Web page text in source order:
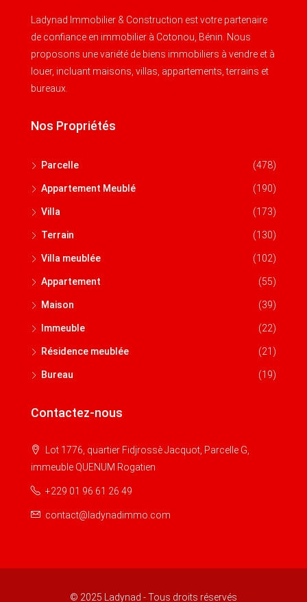
Ladynad Immobilier & Construction est votre partenaire
de confiance en immobilier à Cotonou, Bénin. Nous
proposons une variété de biens immobiliers à vendre et à
louer, incluant maisons, villas, appartements, terrains et
bureaux.
Nos Propriétés
Parcelle (478)
Appartement Meublé (190)
Villa (173)
Terrain (130)
Villa meublée (102)
Appartement (55)
Maison (39)
Immeuble (22)
Résidence meublée (21)
Bureau (19)
Contactez-nous
Lot 1776, quartier Fidjrossè Jacquot, Parcelle G,
immeuble QUENUM Rogatien
+229 01 96 61 26 49
contact@ladynadimmo.com
© 2025 Ladynad - Tous droits réservés